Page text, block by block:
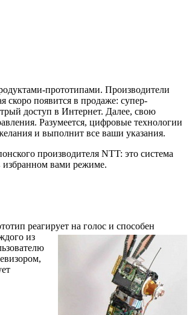
прототипами. Производители
появится в продаже: супер-
доступ в Интернет. Далее, свою
Разумеется, цифровые технологии
и выполнит все ваши указания.
производителя NTT: это система
избранном вами режиме.
реагирует на голос и способен
из